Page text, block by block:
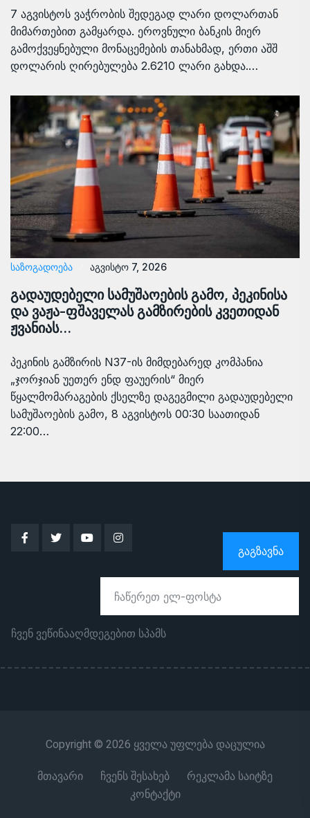
7 აგვისტოს ვაჭრობის შედეგად ლარი დოლართან
მიმართებით გამყარდა. ეროვნული ბანკის მიერ
გამოქვეყნებული მონაცემების თანახმად, ერთი აშშ
დოლარის ღირებულება 2.6210 ლარი გახდა.…
ᲡᲐᲖᲝᲒᲐᲓᲝᲔᲑᲐ აგვისტო 7, 2026
გადაუდებელი სამუშაოების გამო, პეკინისა
და ვაჟა-ფშაველას გამზირების კვეთიდან
ჟვანიას…
პეკინის გამზირის N37-ის მიმდებარედ კომპანია
„ჯორჯიან უეთერ ენდ ფაუერის“ მიერ
წყალმომარაგების ქსელზე დაგეგმილი გადაუდებელი
სამუშაოების გამო, 8 აგვისტოს 00:30 საათიდან
22:00…
ᲒᲐᲒᲖᲐᲕᲜᲐ
ჩვენ ვეწინააღმდეგებით სპამს
Copyright © 2026 ყველა უფლება დაცულია
მთავარი
ჩვენს შესახებ
რეკლამა საიტზე
კონტაქტი